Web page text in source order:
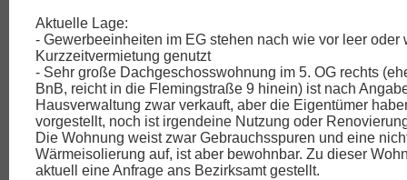
Aktuelle Lage:
- Gewerbeeinheiten im EG stehen nach wie vor leer oder
Kurzzeitvermietung genutzt
- Sehr große Dachgeschosswohnung im 5. OG rechts
BnB, reicht in die Flemingstraße 9 hinein) ist nach
Hausverwaltung zwar verkauft, aber die Eigentümer
vorgestellt, noch ist irgendeine Nutzung oder
Die Wohnung weist zwar Gebrauchsspuren und eine
Wärmeisolierung auf, ist aber bewohnbar. Zu dieser
aktuell eine Anfrage ans Bezirksamt gestellt.